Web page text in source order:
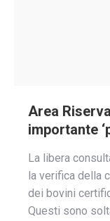
Area
importante
La libera
la verifica della
dei bovini
Questi sono